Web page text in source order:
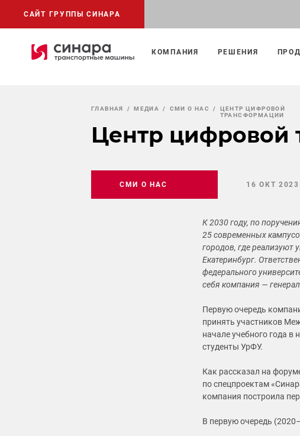
САЙТ ГРУППЫ СИНАРА
КОМПАНИЯ РЕШЕНИЯ
ГЛАВНАЯ МЕДИА СМИ О НАС
ЦЕНТР ЦИФРОВОЙ
ТРАНСФОРМАЦИИ
Центр цифровой
СМИ О НАС 16 ОКТ 2023
К 2030 году, по
25 современных
городов, где реализуют
Екатеринбург.
федерального
себя компания —
Первую очередь
принять участников
начале учебного года
студенты УрФУ.
Как рассказал на
по спецпроектам
компания построила
В первую очередь